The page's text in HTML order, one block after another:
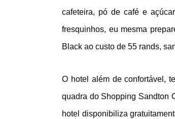
cafeteira, pó de café e
fresquinhos, eu mesma
Black ao custo de 55 rands,
O hotel além de confortável,
quadra do Shopping Sandton
hotel disponibiliza